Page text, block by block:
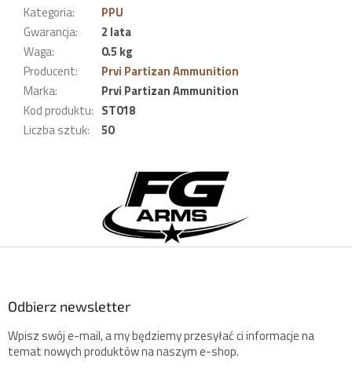
Kategoria:
PPU
Gwarancja:
2 lata
Waga:
0.5 kg
Producent:
Prvi Partizan Ammunition
Marka:
Prvi Partizan Ammunition
Kod produktu: ST018
Liczba sztuk: 50
k
Odbierz newsletter
Wpisz swój e-mail, a my będziemy przesyłać ci informacje na
temat nowych produktów na naszym e-shop.